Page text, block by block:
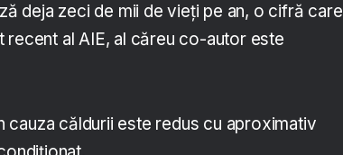
deja zeci de mii de vieți pe an, o cifră care
al AIE, al căreu co-autor este
cauza căldurii este redus cu aproximativ